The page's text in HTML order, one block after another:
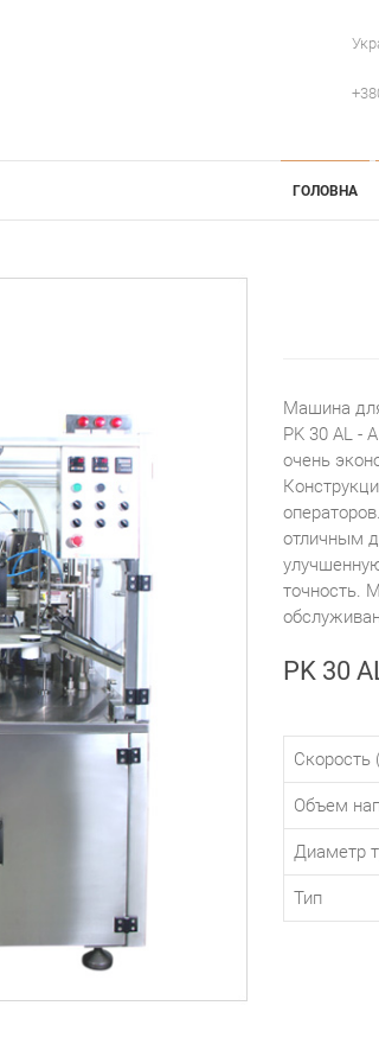
ГОЛОВНА
Машина
PK 30 AL -
очень
отличным
точность.
PK 30
Скорость
Объем
Диаметр
Тип